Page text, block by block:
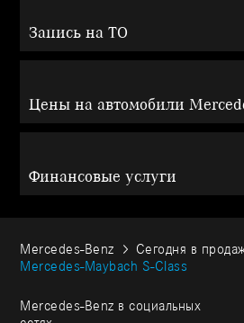
Запись на ТО
Цены на автомобили
Финансовые услуги
Mercedes-Benz Сегодня в
Mercedes-Maybach S-Class
Mercedes-Benz в социальных